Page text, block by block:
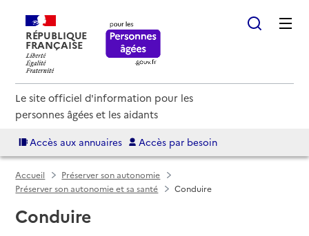
RÉPUBLIQUE
FRANÇAISE
Le site officiel d'information pour les
personnes âgées et les aidants
Accès aux annuaires Accès par besoin
Accueil
Préserver son autonomie
Préserver son autonomie et sa santé
Conduire
Conduire